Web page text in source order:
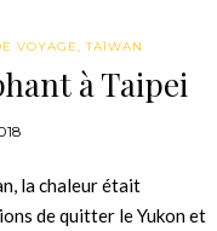
VOYAGE,TAÏWAN
à Taipei
la chaleur était
de quitter le Yukon et